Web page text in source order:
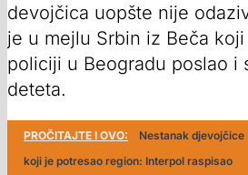
devojčica uopšte nije
je u mejlu Srbin iz Beča
policiji u Beogradu poslao i
deteta.
PROČITAJTE I OVO:
Nestanak djevojčice
koji je potresao region: Interpol raspisao